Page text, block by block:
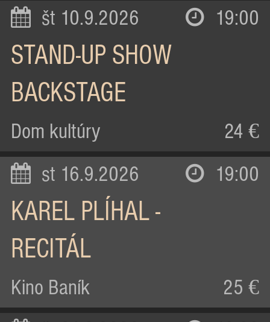
št 10.9.2026 19:00
STAND-UP SHOW
BACKSTAGE
Dom kultúry 24 €
st 16.9.2026 19:00
KAREL PLÍHAL -
RECITÁL
Kino Baník 25 €